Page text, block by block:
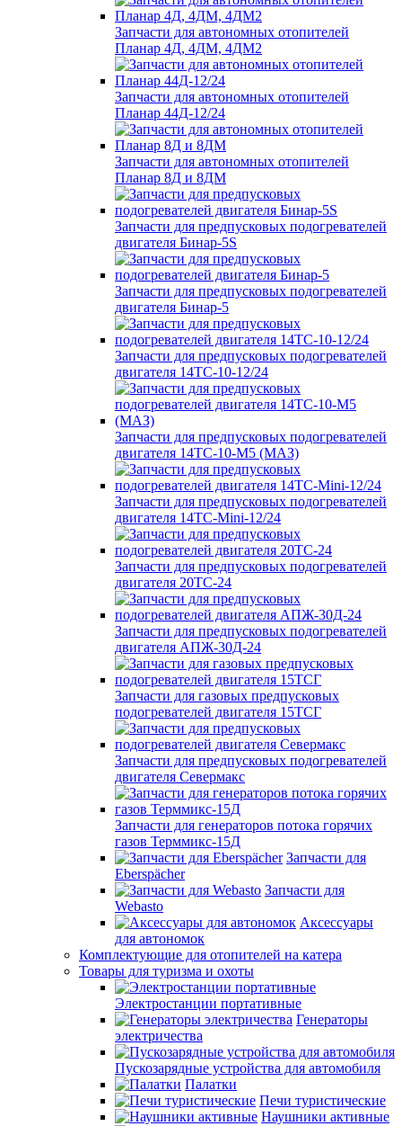
Запчасти для автономных отопителей
Планар 4Д, 4ДМ, 4ДМ2
Запчасти для автономных отопителей
Планар 44Д-12/24
Запчасти для автономных отопителей
Планар 8Д и 8ДМ
Запчасти для предпусковых подогревателей
двигателя Бинар-5S
Запчасти для предпусковых подогревателей
двигателя Бинар-5
Запчасти для предпусковых подогревателей
двигателя 14ТС-10-12/24
Запчасти для предпусковых подогревателей
двигателя 14ТС-10-М5 (МАЗ)
Запчасти для предпусковых подогревателей
двигателя 14ТС-Mini-12/24
Запчасти для предпусковых подогревателей
двигателя 20ТС-24
Запчасти для предпусковых подогревателей
двигателя АПЖ-30Д-24
Запчасти для газовых предпусковых
подогревателей двигателя 15ТСГ
Запчасти для предпусковых подогревателей
двигателя Севермакс
Запчасти для генераторов потока горячих
газов Терммикс-15Д
Запчасти для
Eberspächer
Запчасти для
Webasto
Аксессуары
для автономок
Комплектующие для отопителей на катера
Товары для туризма и охоты
Электростанции портативные
Генераторы
электричества
Пускозарядные устройства для автомобиля
Палатки
Печи туристические
Наушники активные